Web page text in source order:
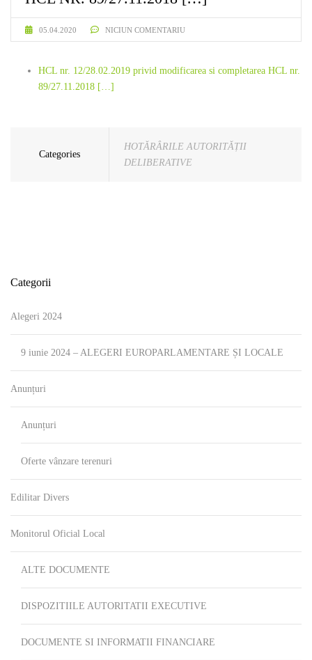
05.04.2020 NICIUN COMENTARIU
HCL nr. 12/28.02.2019 privid modificarea si completarea HCL nr.
89/27.11.2018 […]
Categories
HOTĂRÂRILE AUTORITĂȚII
DELIBERATIVE
Categorii
Alegeri 2024
9 iunie 2024 – ALEGERI EUROPARLAMENTARE ȘI LOCALE
Anunțuri
Anunțuri
Oferte vânzare terenuri
Edilitar Divers
Monitorul Oficial Local
ALTE DOCUMENTE
DISPOZITIILE AUTORITATII EXECUTIVE
DOCUMENTE SI INFORMATII FINANCIARE